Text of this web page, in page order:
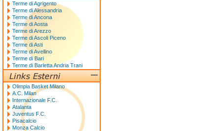
Terme di Agrigento
Terme di Alessandria
Terme di Ancona
Terme di Aosta
Terme di Arezzo
Terme di Ascoli Piceno
Terme di Asti
Terme di Avellino
Terme di Bari
Terme di Barletta Andria Trani
Olimpia Basket Milano
A.C. Milan
Internazionale F.C.
Atalanta
Juventus F.C.
Pisacalcio
Monza Calcio